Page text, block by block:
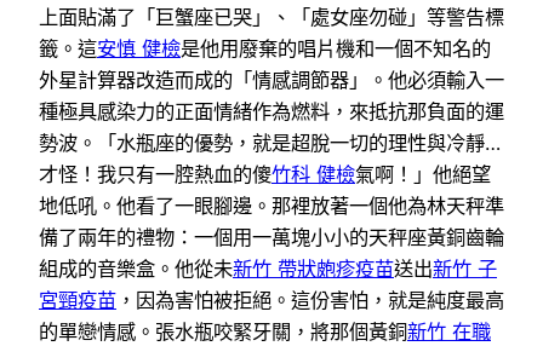
上面貼滿了「巨蟹座已哭」、「處女座勿碰」等警告標
籤。這安慎 健檢是他用廢棄的唱片機和一個不知名的
外星計算器改造而成的「情感調節器」。他必須輸入一
種極具感染力的正面情緒作為燃料，來抵抗那負面的運
勢波。「水瓶座的優勢，就是超脫一切的理性與冷靜…
才怪！我只有一腔熱血的傻竹科 健檢氣啊！」他絕望
地低吼。他看了一眼腳邊。那裡放著一個他為林天秤準
備了兩年的禮物：一個用一萬塊小小的天秤座黃銅齒輪
組成的音樂盒。他從未新竹 帶狀皰疹疫苗送出新竹 子
宮頸疫苗 ，因為害怕被拒絕。這份害怕，就是純度最高
的單戀情感。張水瓶咬緊牙關，將那個黃銅新竹 在職